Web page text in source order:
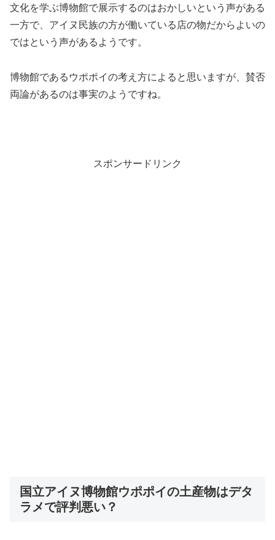
文化を学ぶ博物館で展示するのはおかしいという声がある
一方で、アイヌ民族の方が働いている店の物だからよいの
ではという声があるようです。
博物館であるウポポイの考え方によると思いますが、賛否
両論があるのは事実のようですね。
スポンサードリンク
国立アイヌ博物館ウポポイの土産物はデタ
ラメで評判悪い？